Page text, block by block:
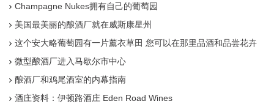
Champagne Nukes拥有自己的葡萄园
美国最美丽的酿酒厂就在威斯康星州
这个安大略葡萄园有一片薰衣草田 您可以在那里品酒和品尝花卉
微型酿酒厂进入马歇尔市中心
酿酒厂和鸡尾酒室的内幕指南
酒庄资料：伊顿路酒庄 Eden Road Wines